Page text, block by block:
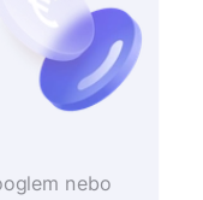
nebo